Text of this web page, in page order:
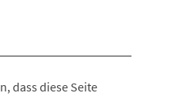
dass diese Seite